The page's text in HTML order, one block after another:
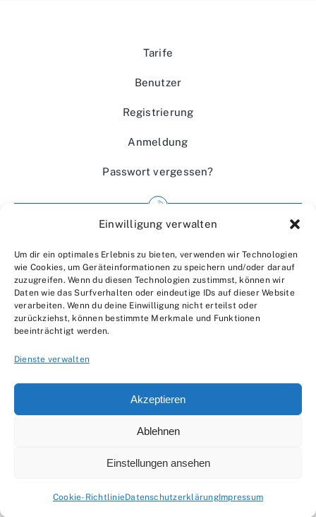
Einwilligung verwalten
Um dir ein optimales Erlebnis zu bieten, verwenden wir Technologien
wie Cookies, um Geräteinformationen zu speichern und/oder darauf
zuzugreifen. Wenn du diesen Technologien zustimmst, können wir
Daten wie das Surfverhalten oder eindeutige IDs auf dieser Website
verarbeiten. Wenn du deine Einwilligung nicht erteilst oder
zurückziehst, können bestimmte Merkmale und Funktionen
beeinträchtigt werden.
Dienste verwalten
Akzeptieren
Ablehnen
Einstellungen ansehen
Cookie-RichtlinieDatenschutzerklärungImpressum
Tarife
Benutzer
Registrierung
Anmeldung
Passwort vergessen?
Wir über uns
Kontakt
Datenschutzerklärung
© 2007 - 2026 •by Moveco